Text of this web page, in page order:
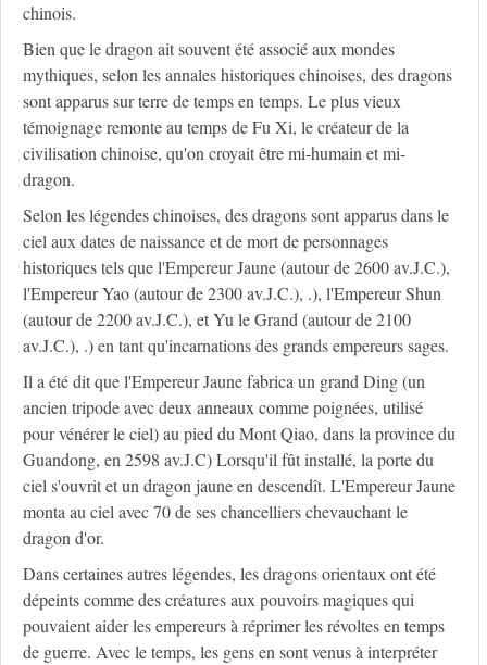
chinois.
Bien que le dragon ait souvent été associé aux mondes
mythiques, selon les annales historiques chinoises, des dragons
sont apparus sur terre de temps en temps. Le plus vieux
témoignage remonte au temps de Fu Xi, le créateur de la
civilisation chinoise, qu'on croyait être mi-humain et mi-
dragon.
Selon les légendes chinoises, des dragons sont apparus dans le
ciel aux dates de naissance et de mort de personnages
historiques tels que l'Empereur Jaune (autour de 2600 av.J.C.),
l'Empereur Yao (autour de 2300 av.J.C.), .), l'Empereur Shun
(autour de 2200 av.J.C.), et Yu le Grand (autour de 2100
av.J.C.), .) en tant qu'incarnations des grands empereurs sages.
Il a été dit que l'Empereur Jaune fabrica un grand Ding (un
ancien tripode avec deux anneaux comme poignées, utilisé
pour vénérer le ciel) au pied du Mont Qiao, dans la province du
Guandong, en 2598 av.J.C) Lorsqu'il fût installé, la porte du
ciel s'ouvrit et un dragon jaune en descendît. L'Empereur Jaune
monta au ciel avec 70 de ses chancelliers chevauchant le
dragon d'or.
Dans certaines autres légendes, les dragons orientaux ont été
dépeints comme des créatures aux pouvoirs magiques qui
pouvaient aider les empereurs à réprimer les révoltes en temps
de guerre. Avec le temps, les gens en sont venus à interpréter